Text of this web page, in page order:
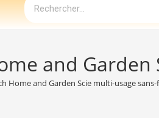
and
Home and Garden Scie multi-usage